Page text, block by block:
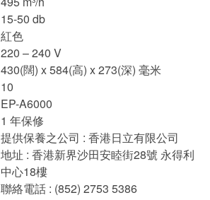
15-50 db
紅色
220 – 240 V
430(闊) x 584(高) x 273(深) 毫米
10
EP-A6000
1 年保修
提供保養之公司 : 香港日立有限公司
地址 : 香港新界沙田安睦街28號 永得利
中心18樓
聯絡電話 : (852) 2753 5386